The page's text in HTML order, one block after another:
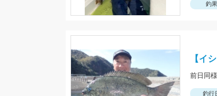
釣果
【イ
釣行